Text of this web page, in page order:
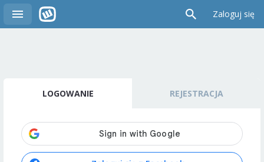
Zaloguj się
LOGOWANIE REJESTRACJA